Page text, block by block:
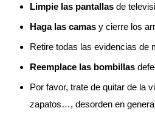
Limpie las pantallas de
Haga las camas y cierre los
Retire todas las evidencias de
Reemplace las bombillas
Por favor, trate de quitar de la
zapatos…, desorden en